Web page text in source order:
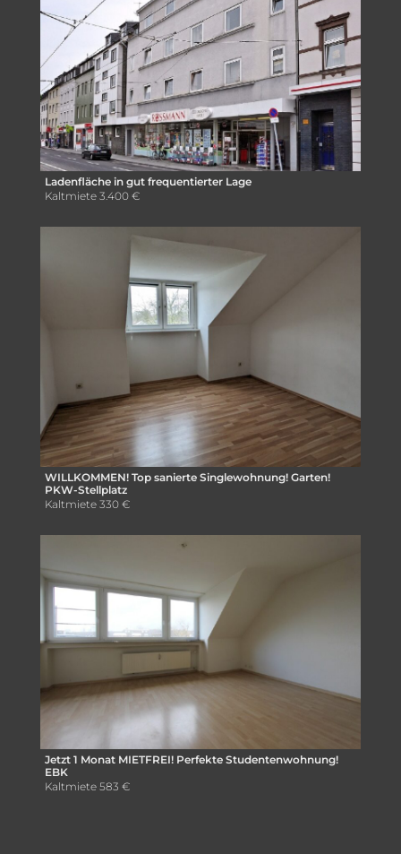
Ladenfläche in gut frequentierter Lage
Kaltmiete 3.400 €
WILLKOMMEN! Top sanierte Singlewohnung! Garten!
PKW-Stellplatz
Kaltmiete 330 €
Jetzt 1 Monat MIETFREI! Perfekte Studentenwohnung!
EBK
Kaltmiete 583 €